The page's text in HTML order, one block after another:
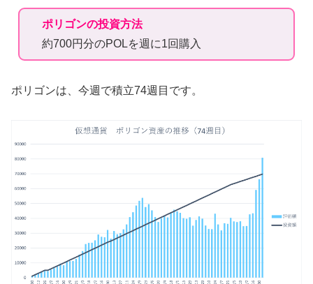
ポリゴンの投資方法
約700円分のPOLを週に1回購入
ポリゴンは、今週で積立74週目です。